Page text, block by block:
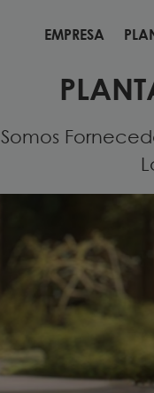
EMPRESA
EMPRESA
Somos